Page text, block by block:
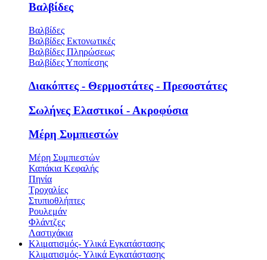
Βαλβίδες
Βαλβίδες
Βαλβίδες Εκτονωτικές
Βαλβίδες Πληρώσεως
Βαλβίδες Υποπίεσης
Διακόπτες - Θερμοστάτες - Πρεσοστάτες
Σωλήνες Ελαστικοί - Ακροφύσια
Μέρη Συμπιεστών
Μέρη Συμπιεστών
Καπάκια Κεφαλής
Πηνία
Τροχαλίες
Στυπιοθλήπτες
Ρουλεμάν
Φλάντζες
Λαστιχάκια
Κλιματισμός- Υλικά Εγκατάστασης
Κλιματισμός- Υλικά Εγκατάστασης